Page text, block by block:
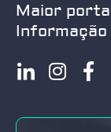
Maior
Informação